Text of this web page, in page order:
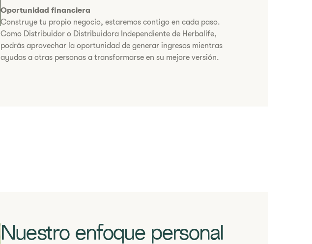
​Oportunidad financiera
​Construye tu propio negocio, estaremos contigo en cada paso.
Como Distribuidor o Distribuidora Independiente de Herbalife,
podrás aprovechar la oportunidad de generar ingresos mientras
ayudas a otras personas a transformarse en su mejore versión.
Nuestro enfoque personal